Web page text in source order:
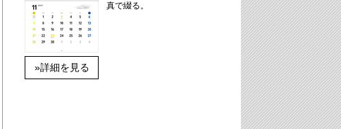
»詳細を見る
真で綴る。